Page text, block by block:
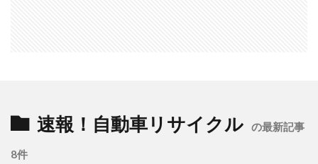
速報！自動車リサイクル の最新記事
8件